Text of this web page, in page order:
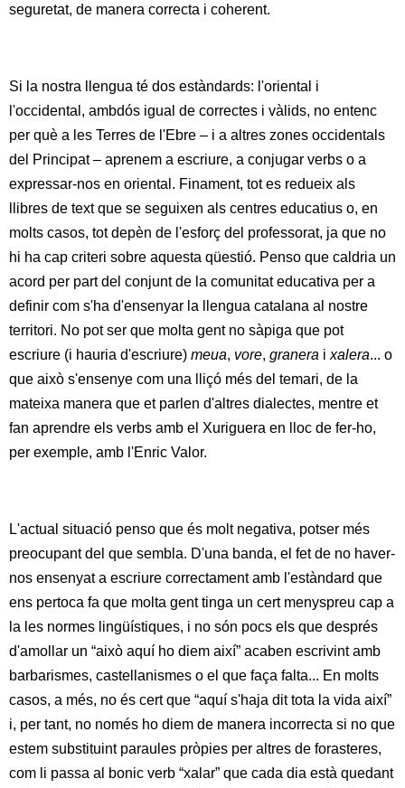
seguretat, de manera correcta i coherent.
Si la nostra llengua té dos estàndards: l'oriental i
l'occidental, ambdós igual de correctes i vàlids, no entenc
per què a les Terres de l'Ebre – i a altres zones occidentals
del Principat – aprenem a escriure, a conjugar verbs o a
expressar-nos en oriental. Finament, tot es redueix als
llibres de text que se seguixen als centres educatius o, en
molts casos, tot depèn de l'esforç del professorat, ja que no
hi ha cap criteri sobre aquesta qüestió. Penso que caldria un
acord per part del conjunt de la comunitat educativa per a
definir com s'ha d'ensenyar la llengua catalana al nostre
territori. No pot ser que molta gent no sàpiga que pot
escriure (i hauria d'escriure) meua, vore, granera i xalera... o
que això s'ensenye com una lliçó més del temari, de la
mateixa manera que et parlen d'altres dialectes, mentre et
fan aprendre els verbs amb el Xuriguera en lloc de fer-ho,
per exemple, amb l'Enric Valor.
L'actual situació penso que és molt negativa, potser més
preocupant del que sembla. D'una banda, el fet de no haver-
nos ensenyat a escriure correctament amb l'estàndard que
ens pertoca fa que molta gent tinga un cert menyspreu cap a
la les normes lingüístiques, i no són pocs els que després
d'amollar un “això aquí ho diem així” acaben escrivint amb
barbarismes, castellanismes o el que faça falta... En molts
casos, a més, no és cert que “aquí s'haja dit tota la vida així”
i, per tant, no només ho diem de manera incorrecta si no que
estem substituint paraules pròpies per altres de forasteres,
com li passa al bonic verb “xalar” que cada dia està quedant